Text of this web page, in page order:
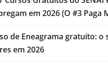
em 2026 (O #3 Paga
de Eneagrama gratuito: o
em 2026